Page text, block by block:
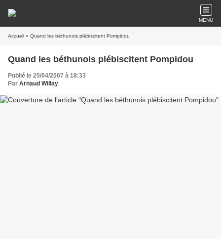
MENU
Accueil » Quand les béthunois plébiscitent Pompidou
Quand les béthunois plébiscitent Pompidou
Publié le 25/04/2007 à 18:33
Par Arnaud Willay